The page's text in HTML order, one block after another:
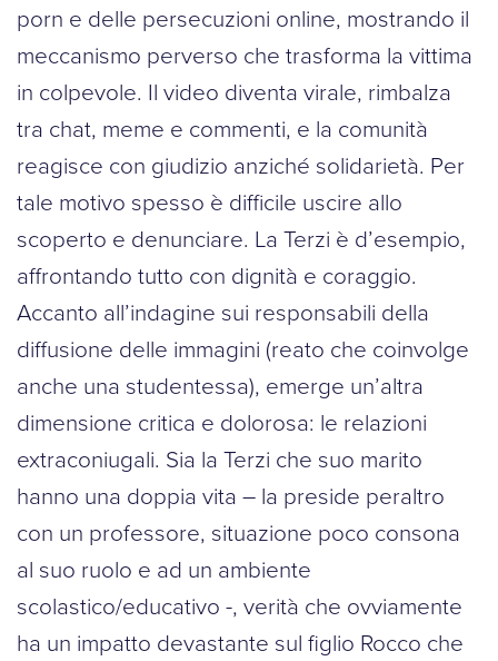
porn e delle persecuzioni online, mostrando il
meccanismo perverso che trasforma la vittima
in colpevole. Il video diventa virale, rimbalza
tra chat, meme e commenti, e la comunità
reagisce con giudizio anziché solidarietà. Per
tale motivo spesso è difficile uscire allo
scoperto e denunciare. La Terzi è d’esempio,
affrontando tutto con dignità e coraggio.
Accanto all’indagine sui responsabili della
diffusione delle immagini (reato che coinvolge
anche una studentessa), emerge un’altra
dimensione critica e dolorosa: le relazioni
extraconiugali. Sia la Terzi che suo marito
hanno una doppia vita – la preside peraltro
con un professore, situazione poco consona
al suo ruolo e ad un ambiente
scolastico/educativo -, verità che ovviamente
ha un impatto devastante sul figlio Rocco che